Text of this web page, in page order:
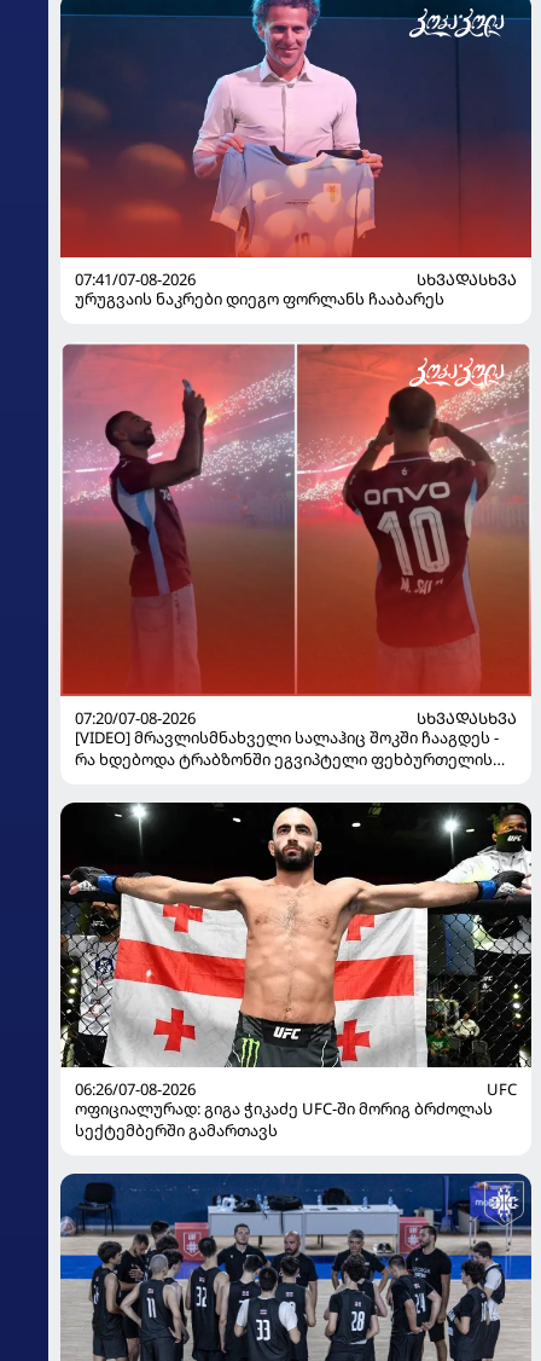
07:41/07-08-2026
ᲡᲮᲕᲐᲓᲐᲡᲮᲕᲐ
ურუგვაის ნაკრები დიეგო ფორლანს ჩააბარეს
07:20/07-08-2026
ᲡᲮᲕᲐᲓᲐᲡᲮᲕᲐ
[VIDEO] მრავლისმნახველი სალაჰიც შოკში ჩააგდეს -
რა ხდებოდა ტრაბზონში ეგვიპტელი ფეხბურთელის
06:26/07-08-2026
UFC
ოფიციალურად: გიგა ჭიკაძე UFC-ში მორიგ ბრძოლას
სექტემბერში გამართავს